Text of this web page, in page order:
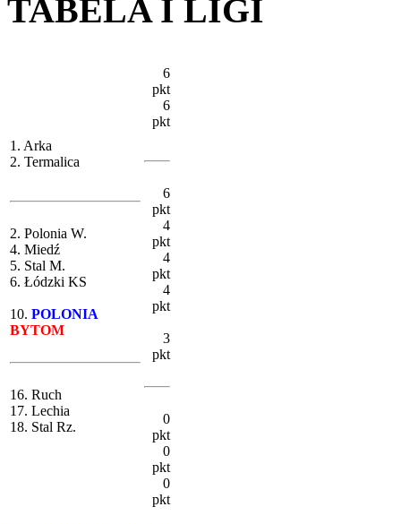
TABELA I LIGI
1. Arka
2. Termalica
2. Polonia W.
4. Miedź
5. Stal M.
6. Łódzki KS
10. POLONIA
BYTOM
16. Ruch
17. Lechia
18. Stal Rz.
6
pkt
6
pkt
6
pkt
4
pkt
4
pkt
4
pkt
3
pkt
0
pkt
0
pkt
0
pkt